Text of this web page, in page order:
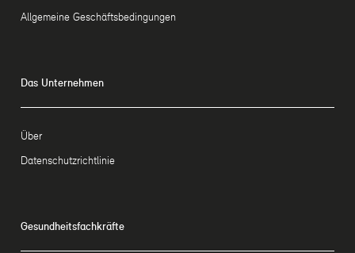
Allgemeine Geschäftsbedingungen
Das Unternehmen
Über
Datenschutzrichtlinie
Gesundheitsfachkräfte